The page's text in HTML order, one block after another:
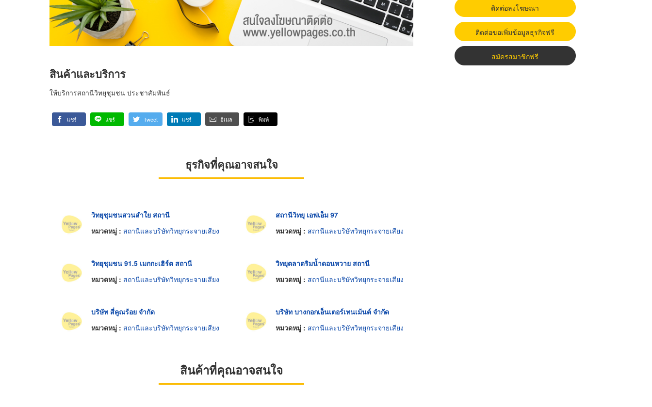
สินค้าและบริการ
ให้บริการสถานีวิทยุชุมชน ประชาสัมพันธ์
แชร์ แชร์ Tweet แชร์ อีเมล พิมพ์
ธุรกิจที่คุณอาจสนใจ
วิทยุชุมชนสวนลำใย สถานี
หมวดหมู่ : สถานีและบริษัทวิทยุกระจายเสียง
สถานีวิทยุ เอฟเอ็ม 97
หมวดหมู่ : สถานีและบริษัทวิทยุกระจายเสียง
วิทยุชุมชน 91.5 เมกกะเฮิร์ต สถานี
หมวดหมู่ : สถานีและบริษัทวิทยุกระจายเสียง
วิทยุตลาดริมน้ำดอนหวาย สถานี
หมวดหมู่ : สถานีและบริษัทวิทยุกระจายเสียง
บริษัท สี่คูณร้อย จำกัด
หมวดหมู่ : สถานีและบริษัทวิทยุกระจายเสียง
บริษัท บางกอกเอ็นเตอร์เทนเม้นต์ จำกัด
หมวดหมู่ : สถานีและบริษัทวิทยุกระจายเสียง
สินค้าที่คุณอาจสนใจ
ติดต่อลงโฆษณา
ติดต่อขอเพิ่มข้อมูลธุรกิจฟรี
สมัครสมาชิกฟรี